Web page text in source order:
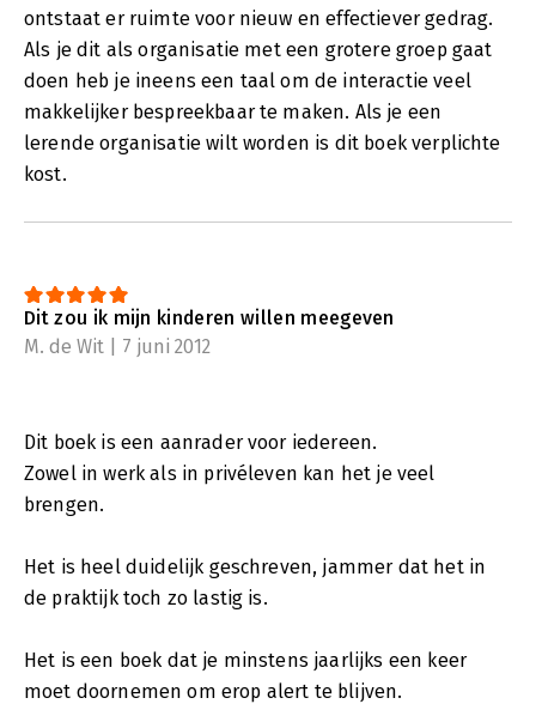
ontstaat er ruimte voor nieuw en effectiever gedrag.
Als je dit als organisatie met een grotere groep gaat
doen heb je ineens een taal om de interactie veel
makkelijker bespreekbaar te maken. Als je een
lerende organisatie wilt worden is dit boek verplichte
kost.
Dit zou ik mijn kinderen willen meegeven
M. de Wit | 7 juni 2012
Dit boek is een aanrader voor iedereen.
Zowel in werk als in privéleven kan het je veel
brengen.
Het is heel duidelijk geschreven, jammer dat het in
de praktijk toch zo lastig is.
Het is een boek dat je minstens jaarlijks een keer
moet doornemen om erop alert te blijven.